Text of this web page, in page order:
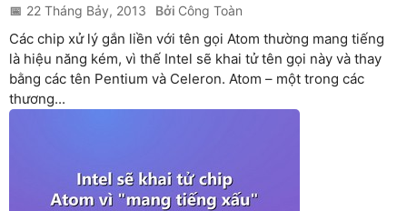
22 Tháng Bảy, 2013 Công Toàn
Các chip xử lý gắn liền với tên gọi Atom thường mang tiếng
là hiệu năng kém, vì thế Intel sẽ khai tử tên gọi này và thay
bằng các tên Pentium và Celeron. Atom – một trong các
thương...